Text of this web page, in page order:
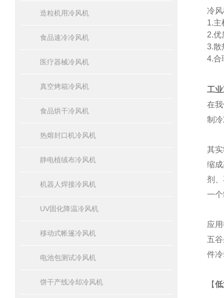
造粒机用冷风机
食品速冷冷风机
医疗器械冷风机
真空烤箱冷风机
食品烘干冷风机
热熔封口机冷风机
静电植绒布冷风机
机器人焊接冷风机
UV固化降温冷风机
移动式帐篷冷风机
电池包测试冷风机
饼干产线冷却冷风机
冷
1.主
2.优
3.散
4.合
工
在
制
其
缩
剂
一
应
五
件
【